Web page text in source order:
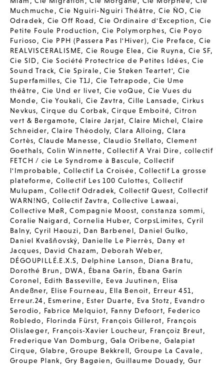
Muchmuche,Cie Nguiri-Nguiri Théâtre,Cie ÑO,Cie
Odradek, Cie Off Road,Cie Ordinaire d'Exception,Cie
Petite Foule Production,Cie Polymorphes, Cie Poyo
Furioso, Cie PPH (Passera Pas l'Hiver),Cie Preface,Cie
REALVISCERALISME,Cie Rouge Elea , Cie Ruyna,Cie SF,
Cie SID, Cie Société Protectrice de Petites Idées,Cie
Sound Track,Cie Spirale,Cie Støken Teartet', Cie
Superfamilles,Cie T1J , Cie Tetrapode, Cie Ume
théâtre, Cie Und er livet, Cie voQue,Cie Vues du
Monde, Cie Youkali,Cie Zavtra, Cille Lansade, Cirkus
Nevkus,Cirque du Corbak,Cirque Emboité, Citron
vert & Bergamote,Claire Jarjat,Claire Michel,Claire
Schneider,Claire Théodoly,Clara Alloing,Clara
Cortès,Claude Manesse, Claudio Stellato, Clement
Goethals,Colin Winnette,Collectif A Vrai Dire, collectif
FETCH / cie Le Syndrome à Bascule,Collectif
l'Improbable, Collectif La Croisée,Collectif La grosse
plateforme, Collectif Les 100 Culottes,Collectif
Mulupam , Collectif Odradek,Collectif Quest,Collectif
WARN!NG, Collectif Zavtra, Collective Lawaai,
Collective MøR,Compagnie Moost,constanza sommi,
Coralie Naigard, Cornelia Huber,CorpsLimites, Cyril
Balny, Cyril Haouzi, Dan Barbenel, Daniel Gulko,
Daniel Kvašňovský, Danielle Le Pierrès, Dany et
Jacques, David Chazam, Deborah Weber,
DÉGOUPILLÉ.E.X.S, Delphine Lanson, Diana Bratu,
Dorothé Brun , DWA, Ébana Garín, Ébana Garín
Coronel, Edith Basseville, Eeva Juutinen, Elisa
Andeßner, Elise Fourneau , Ella Benoit, Erreur 451,
Erreur.24, Esmerine, Ester Duarte, Eva Stotz , Evandro
Serodio, Fabrice Melquiot, Fanny Defoort, Federico
Robledo, Florinda Fürst, François Gillerot, François
Olislaeger, François-Xavier Loucheur, Françoiz Breut,
Frederique Van Domburg , Gala Oribene,Galapiat
Cirque,Glabre,Groupe Bekkrell,Groupe La Cavale,
Groupe Plank, Gry Bagøien, Guillaume Douady,Gur